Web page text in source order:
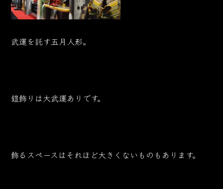
武運を託す五月人形。
鎧飾りは大武運ありです。
飾るスペースはそれほど大きくないものもあります。